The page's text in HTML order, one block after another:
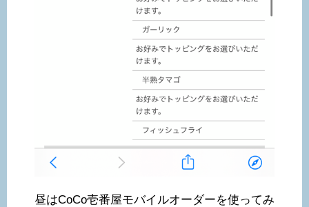
昼はCoCo壱番屋モバイルオーダーを使ってみ